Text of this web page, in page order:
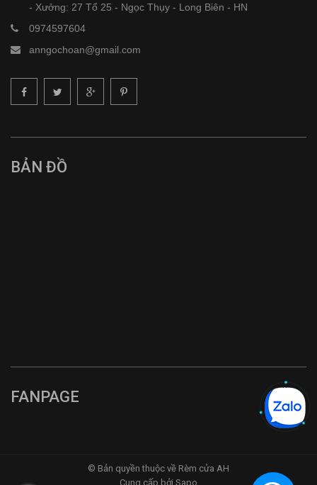
- Xưởng: 27 Tổ 25 - Ngọc Thụy - Long Biên - HN
0974597604
anngochoan@gmail.com
BẢN ĐỒ
FANPAGE
© Bản quyền thuộc về Rèm cửa AH
Cung cấp bởi Sapo